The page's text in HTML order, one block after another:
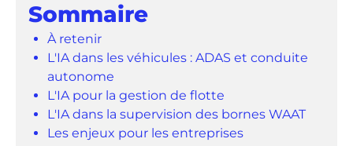
Sommaire
À retenir
L'IA dans les véhicules : ADAS et conduite
autonome
L'IA pour la gestion de flotte
L'IA dans la supervision des bornes WAAT
Les enjeux pour les entreprises